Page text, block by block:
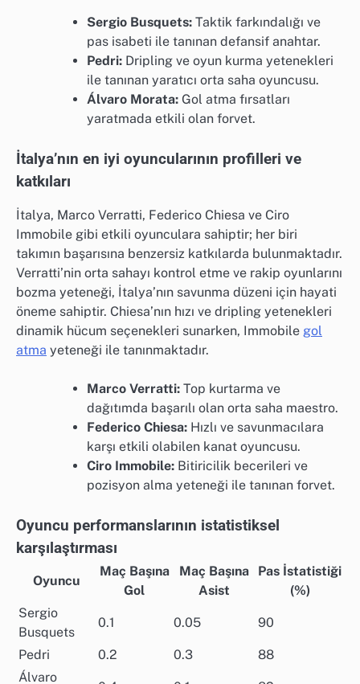
Sergio Busquets: Taktik farkındalığı ve
pas isabeti ile tanınan defansif anahtar.
Pedri: Dripling ve oyun kurma yetenekleri
ile tanınan yaratıcı orta saha oyuncusu.
Álvaro Morata: Gol atma fırsatları
yaratmada etkili olan forvet.
İtalya’nın en iyi oyuncularının profilleri ve
katkıları
İtalya, Marco Verratti, Federico Chiesa ve Ciro
Immobile gibi etkili oyunculara sahiptir; her biri
takımın başarısına benzersiz katkılarda bulunmaktadır.
Verratti’nin orta sahayı kontrol etme ve rakip oyunlarını
bozma yeteneği, İtalya’nın savunma düzeni için hayati
öneme sahiptir. Chiesa’nın hızı ve dripling yetenekleri
dinamik hücum seçenekleri sunarken, Immobile gol
atma yeteneği ile tanınmaktadır.
Marco Verratti: Top kurtarma ve
dağıtımda başarılı olan orta saha maestro.
Federico Chiesa: Hızlı ve savunmacılara
karşı etkili olabilen kanat oyuncusu.
Ciro Immobile: Bitiricilik becerileri ve
pozisyon alma yeteneği ile tanınan forvet.
Oyuncu performanslarının istatistiksel
karşılaştırması
Oyuncu
Maç Başına
Gol
Maç Başına
Asist
Pas İstatistiği
(%)
Sergio
Busquets
0.1 0.05 90
Pedri 0.2 0.3
88
Álvaro